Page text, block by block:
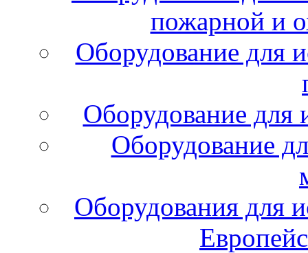
пожарной и
Оборудование для
Оборудование для
Оборудование
Оборудования для